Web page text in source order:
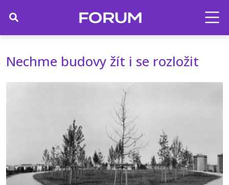
Nechme budovy žít i se rozložit